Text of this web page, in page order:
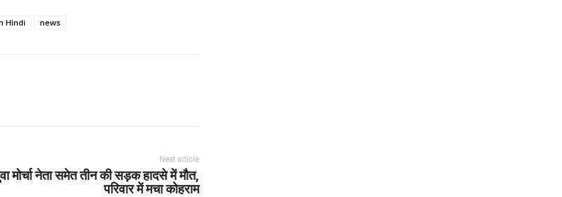
Hindi news
Next article
मोर्चा नेता समेत तीन की सड़क हादसे में मौत,
परिवार में मचा कोहराम